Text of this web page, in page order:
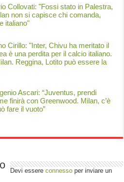
Collovati: "Fossi stato in Palestra,
non si capisce chi comanda,
italiano"
Cirillo: "Inter, Chivu ha meritato il
è una perdita per il calcio italiano.
Reggina, Lotito può essere la
Ascari: “Juventus, prendi
finirà con Greenwood. Milan, c’è
fare il vuoto”
Devi essereconnesso per inviare un